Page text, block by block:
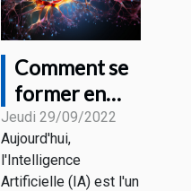
Comment se
former en
Intelligence
Artificielle ?
Jeudi 29/09/2022
Aujourd'hui,
l'Intelligence
Artificielle (IA) est l'un